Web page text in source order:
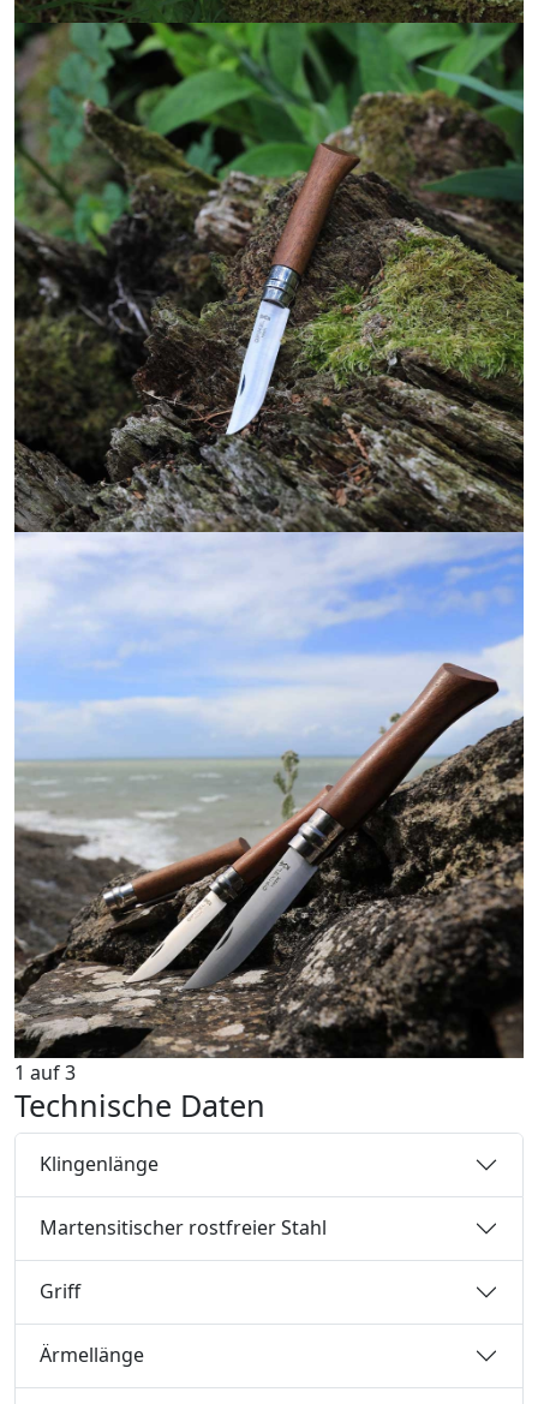
1 auf3
Technische Daten
Klingenlänge
Martensitischer rostfreier Stahl
Griff
Ärmellänge